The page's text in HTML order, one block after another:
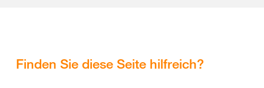
Finden Sie diese Seite hilfreich?